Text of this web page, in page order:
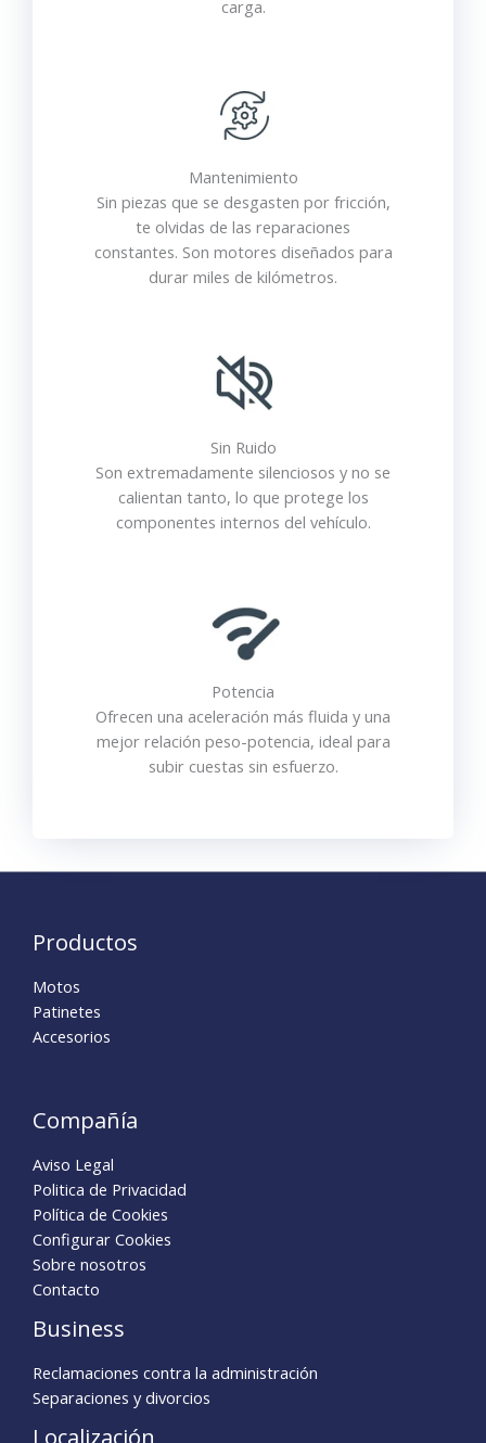
carga.
Mantenimiento
Sin piezas que se desgasten por fricción,
te olvidas de las reparaciones
constantes. Son motores diseñados para
durar miles de kilómetros.
Sin Ruido
Son extremadamente silenciosos y no se
calientan tanto, lo que protege los
componentes internos del vehículo.
Potencia
Ofrecen una aceleración más fluida y una
mejor relación peso-potencia, ideal para
subir cuestas sin esfuerzo.
Productos
Motos
Patinetes
Accesorios
Compañía
Aviso Legal
Politica de Privacidad
Política de Cookies
Configurar Cookies
Sobre nosotros
Contacto
Business
Reclamaciones contra la administración
Separaciones y divorcios